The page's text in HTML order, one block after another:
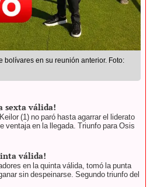
bolívares en su reunión anterior. Foto:
sexta válida!
(1) no paró hasta agarrar el liderato
ventaja en la llegada. Triunfo para Osis
válida!
en la quinta válida, tomó la punta
sin despeinarse. Segundo triunfo del